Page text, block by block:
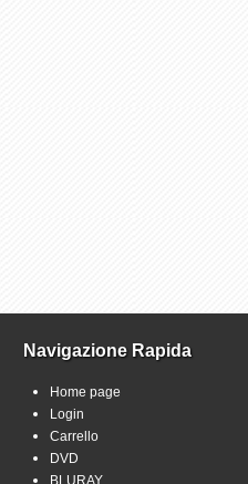
Navigazione Rapida
Home page
Login
Carrello
DVD
BLURAY